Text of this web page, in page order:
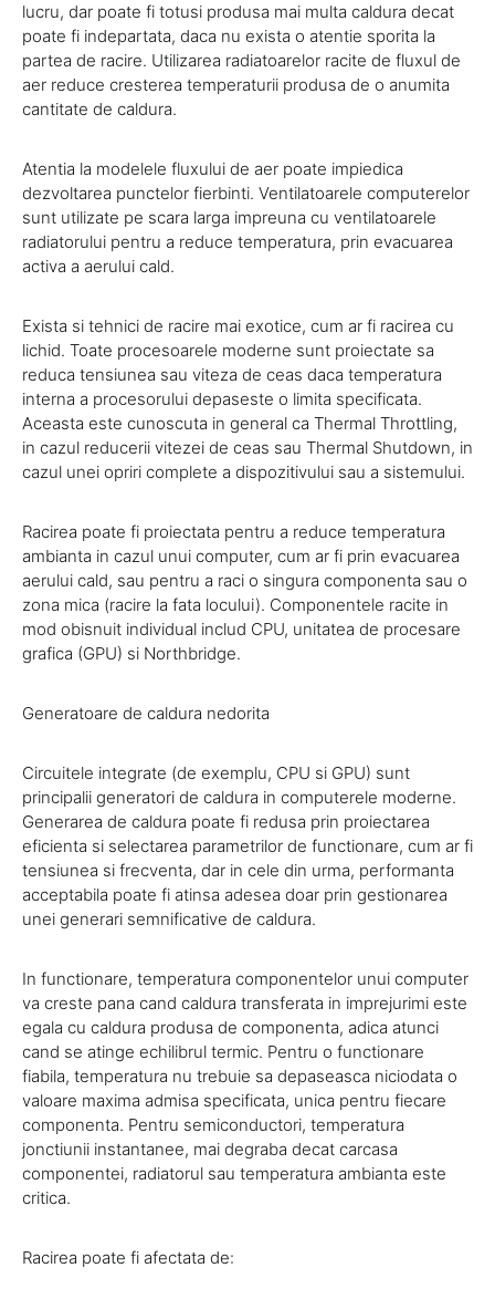
lucru, dar poate fi totusi produsa mai multa caldura decat
poate fi indepartata, daca nu exista o atentie sporita la
partea de racire. Utilizarea radiatoarelor racite de fluxul de
aer reduce cresterea temperaturii produsa de o anumita
cantitate de caldura.
Atentia la modelele fluxului de aer poate impiedica
dezvoltarea punctelor fierbinti. Ventilatoarele computerelor
sunt utilizate pe scara larga impreuna cu ventilatoarele
radiatorului pentru a reduce temperatura, prin evacuarea
activa a aerului cald.
Exista si tehnici de racire mai exotice, cum ar fi racirea cu
lichid. Toate procesoarele moderne sunt proiectate sa
reduca tensiunea sau viteza de ceas daca temperatura
interna a procesorului depaseste o limita specificata.
Aceasta este cunoscuta in general ca Thermal Throttling,
in cazul reducerii vitezei de ceas sau Thermal Shutdown, in
cazul unei opriri complete a dispozitivului sau a sistemului.
Racirea poate fi proiectata pentru a reduce temperatura
ambianta in cazul unui computer, cum ar fi prin evacuarea
aerului cald, sau pentru a raci o singura componenta sau o
zona mica (racire la fata locului). Componentele racite in
mod obisnuit individual includ CPU, unitatea de procesare
grafica (GPU) si Northbridge.
Generatoare de caldura nedorita
Circuitele integrate (de exemplu, CPU si GPU) sunt
principalii generatori de caldura in computerele moderne.
Generarea de caldura poate fi redusa prin proiectarea
eficienta si selectarea parametrilor de functionare, cum ar fi
tensiunea si frecventa, dar in cele din urma, performanta
acceptabila poate fi atinsa adesea doar prin gestionarea
unei generari semnificative de caldura.
In functionare, temperatura componentelor unui computer
va creste pana cand caldura transferata in imprejurimi este
egala cu caldura produsa de componenta, adica atunci
cand se atinge echilibrul termic. Pentru o functionare
fiabila, temperatura nu trebuie sa depaseasca niciodata o
valoare maxima admisa specificata, unica pentru fiecare
componenta. Pentru semiconductori, temperatura
jonctiunii instantanee, mai degraba decat carcasa
componentei, radiatorul sau temperatura ambianta este
critica.
Racirea poate fi afectata de: